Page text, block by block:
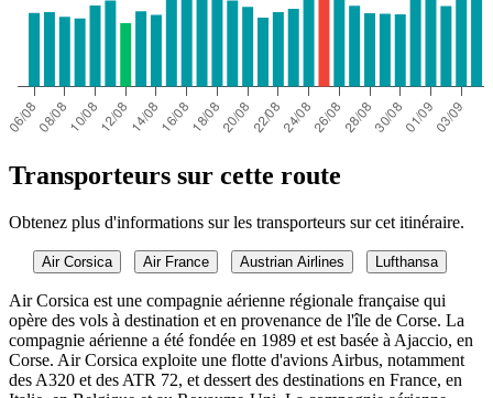
Transporteurs sur cette route
Obtenez plus d'informations sur les transporteurs sur cet itinéraire.
Air Corsica Air France Austrian Airlines Lufthansa
Air Corsica est une compagnie aérienne régionale française qui
opère des vols à destination et en provenance de l'île de Corse. La
compagnie aérienne a été fondée en 1989 et est basée à Ajaccio, en
Corse. Air Corsica exploite une flotte d'avions Airbus, notamment
des A320 et des ATR 72, et dessert des destinations en France, en